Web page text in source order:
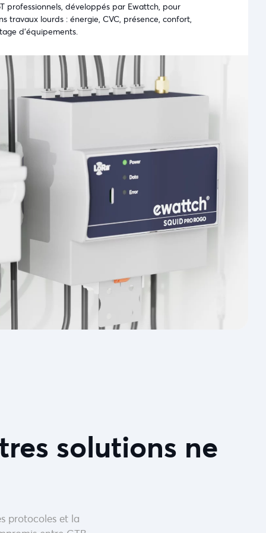
professionnels, développés par Ewattch, pour
travaux lourds : énergie, CVC, présence, confort,
d’équipements.
solutions ne
protocoles et la